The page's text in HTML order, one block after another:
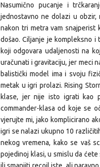
Nasumično pucanje i
jednostavno ne dolazi u
nakon tri metra vam snajperist
došao. Ciljanje je kompleksno i
koji odgovara udaljenosti na
uračunati i gravitaciju, jer meci
balistički model ima i svoju
metak u igri prolazi. Rising
klase, jer nije isto igrati kao
commander-klasa od koje se
vjerujte mi, jako komplicirano
igri se nalazi ukupno 10
nekog vremena, kako se vaš
pojedinoj klasi, u smislu da
ili smanjiti recoil iste, ali